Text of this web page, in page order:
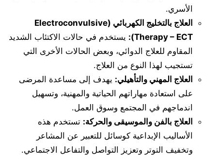
الأسري.
العلاج بالتخليج الكهربائي (Electroconvulsive
Therapy – ECT):
يستخدم في حالات الاكتئاب الشديد
المقاوم للعلاج الدوائي، وبعض الحالات الأخرى التي
تستجيب لهذا النوع من العلاج.
العلاج المهني والتأهيلي: يهدف إلى مساعدة المرضى
على استعادة مهاراتهم الحياتية والمهنية، وتسهيل
اندماجهم في المجتمع وسوق العمل.
العلاج بالفن والموسيقى والحركة: تستخدم هذه
الأساليب الإبداعية كوسائل للتعبير عن المشاعر
وتخفيف التوتر وتعزيز التواصل والتفاعل الاجتماعي.